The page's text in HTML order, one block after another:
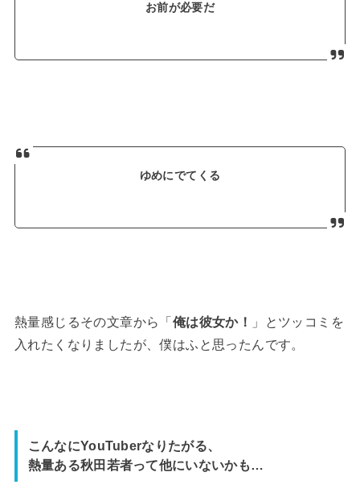
お前が必要だ
ゆめにでてくる
熱量感じるその文章から「 俺は彼女か！
」とツッコミを
入れたくなりましたが、僕はふと思ったんです。
こんなにYouTuberなりたがる、
熱量ある秋田若者って他にいないかも…